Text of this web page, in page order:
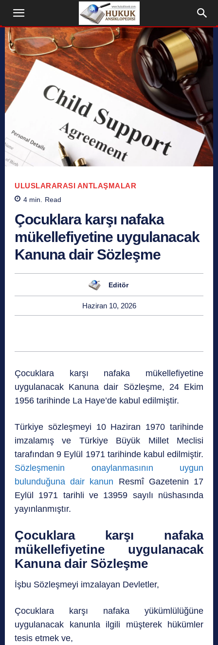
ULUSLARARASI ANTLAŞMALAR
4 min. Read
Çocuklara karşı nafaka
mükellefiyetine uygulanacak
Kanuna dair Sözleşme
Editör
Haziran 10, 2026
Çocuklara karşı nafaka mükellefiyetine
uygulanacak Kanuna dair Sözleşme, 24 Ekim
1956 tarihinde La Haye’de kabul edilmiştir.
Türkiye sözleşmeyi 10 Haziran 1970 tarihinde
imzalamış ve Türkiye Büyük Millet Meclisi
tarafından 9 Eylül 1971 tarihinde kabul edilmiştir.
Sözleşmenin onaylanmasının uygun
bulunduğuna dair kanun Resmî Gazetenin 17
Eylül 1971 tarihli ve 13959 sayılı nüshasında
yayınlanmıştır.
Çocuklara karşı nafaka
mükellefiyetine uygulanacak
Kanuna dair Sözleşme
İşbu Sözleşmeyi imzalayan Devletler,
Çocuklara karşı nafaka yükümlülüğüne
uygulanacak kanunla ilgili müşterek hükümler
tesis etmek ve,